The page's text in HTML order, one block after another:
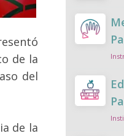
de la
del
de la